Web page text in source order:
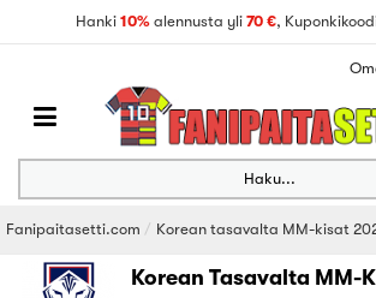
Hanki 10% alennusta yli 70 €,
Haku...
Fanipaitasetti.com Korean tasavalta MM-kisat
Korean Tasavalta MM-